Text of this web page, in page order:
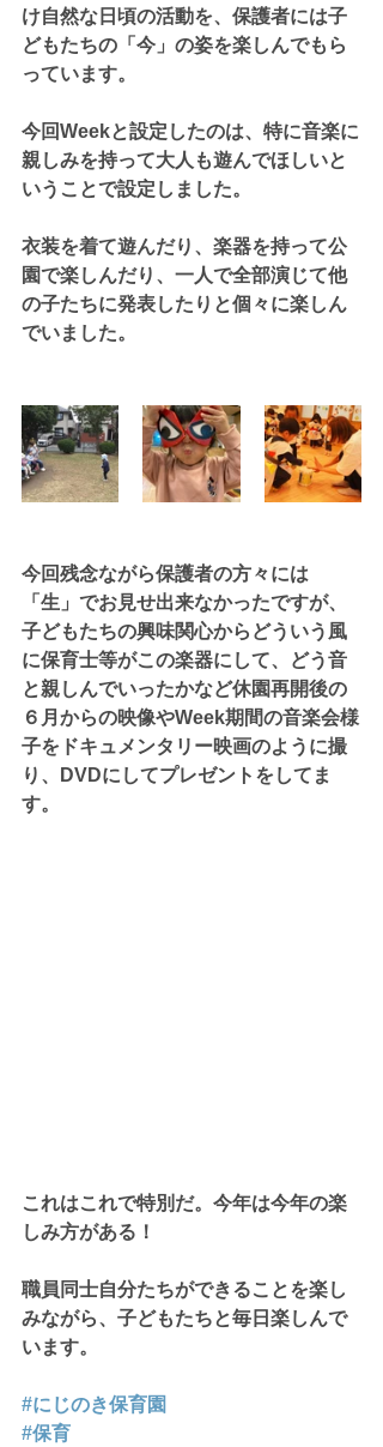
け自然な日頃の活動を、保護者には子
どもたちの「今」の姿を楽しんでもら
っています。
今回Weekと設定したのは、特に音楽に
親しみを持って大人も遊んでほしいと
いうことで設定しました。
衣装を着て遊んだり、楽器を持って公
園で楽しんだり、一人で全部演じて他
の子たちに発表したりと個々に楽しん
でいました。
今回残念ながら保護者の方々には
「生」でお見せ出来なかったですが、
子どもたちの興味関心からどういう風
に保育士等がこの楽器にして、どう音
と親しんでいったかなど休園再開後の
６月からの映像やWeek期間の音楽会様
子をドキュメンタリー映画のように撮
り、DVDにしてプレゼントをしてま
す。
これはこれで特別だ。今年は今年の楽
しみ方がある！
職員同士自分たちができることを楽し
みながら、子どもたちと毎日楽しんで
います。
#にじのき保育園
#保育